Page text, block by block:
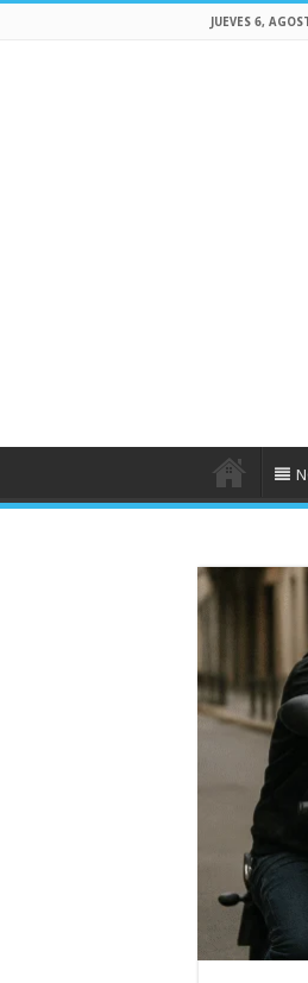
JUEVES 6,